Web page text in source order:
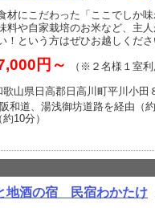
材にこだわった「ここでしか
料や自家栽培のお米など、主
！という方はぜひお越しくださ
円～ （※２名様１室利
歌山県日高郡日高川町平川小田
和道、湯浅御坊道路を経由（
約10分）
地酒の宿 民宿わかたけ